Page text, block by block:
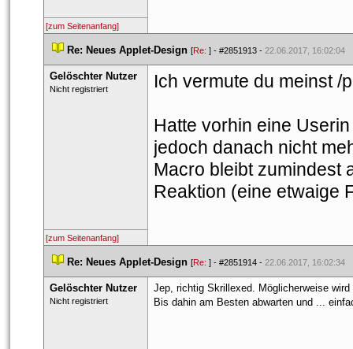
[zum Seitenanfang]
Re: Neues Applet-Design [Re: ] - #2851913 - 22.06.2017, 16:02:04
Gelöschter Nutzer
Nicht registriert Ich vermute du meinst /
Hatte vorhin eine
jedoch danach nicht
Macro bleibt zumindest
Reaktion (eine etwaige
[zum Seitenanfang]
Re: Neues Applet-Design [Re: ] - #2851914 - 22.06.2017, 16:02:34
Gelöschter Nutzer
Nicht registriert
Jep, richtig Skrillexed. Möglicherweise
Bis dahin am Besten abwarten und ...